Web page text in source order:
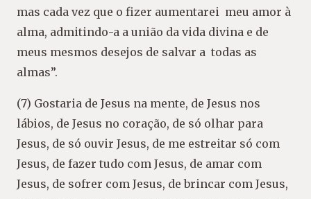
mas cada vez que o fizer aumentarei meu amor à
alma, admitindo-a a união da vida divina e de
meus mesmos desejos de salvar a todas as
almas”.
(7) Gostaria de Jesus na mente, de Jesus nos
lábios, de Jesus no coração, de só olhar para
Jesus, de só ouvir Jesus, de me estreitar só com
Jesus, de fazer tudo com Jesus, de amar com
Jesus, de sofrer com Jesus, de brincar com Jesus,